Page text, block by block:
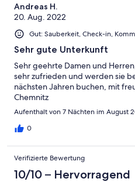
Andreas H.
20. Aug. 2022
Gut: Sauberkeit, Check-in,
Sehr gute Unterkunft
Sehr geehrte Damen und
sehr zufrieden und werden sie
nächsten Jahren buchen, mit
Chemnitz
Aufenthalt von 7 Nächten im August
0
Verifizierte Bewertung
10/10 – Hervorragend